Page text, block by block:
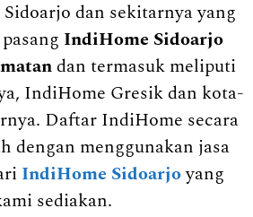
dan sekitarnya yang
IndiHome Sidoarjo
dan termasuk meliputi
IndiHome Gresik dan kota-
Daftar IndiHome secara
dengan menggunakan jasa
IndiHome Sidoarjoyang
sediakan.